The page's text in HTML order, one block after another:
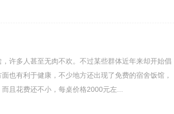
多人甚至无肉不欢。不过某些群体近年来却开始倡
也有利于健康，不少地方还出现了免费的宿舍饭馆，
且花费还不小，每桌价格2000元左...